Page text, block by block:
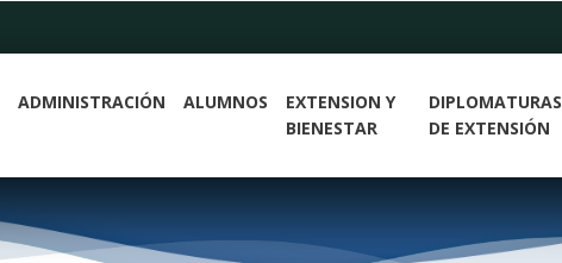
ADMINISTRACIÓN ALUMNOS
EXTENSION Y
BIENESTAR
DIPLOMATURAS
DE EXTENSIÓN